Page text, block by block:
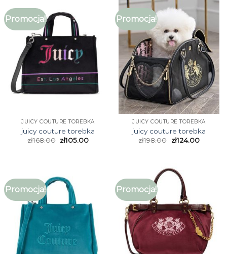
Promocja!
JUICY COUTURE TOREBKA
juicy couture torebka
zł168.00 zł105.00
Promocja!
JUICY COUTURE TOREBKA
juicy couture torebka
zł198.00 zł124.00
Promocja! Promocja!